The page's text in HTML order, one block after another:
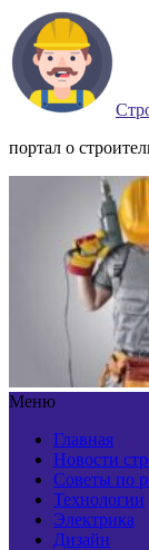
портал о
Меню
Главная
Новости
Советы по
Технологии
Электрика
Дизайн